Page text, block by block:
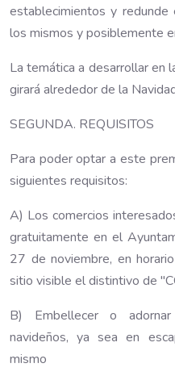
establecimientos y
los mismos y posiblemente
La temática a desarrollar en
girará alrededor de la
SEGUNDA. REQUISITOS
Para poder optar a este
siguientes requisitos:
A) Los comercios
gratuitamente en el
27 de noviembre, en
sitio visible el distintivo de
B) Embellecer o
navideños, ya sea en
mismo